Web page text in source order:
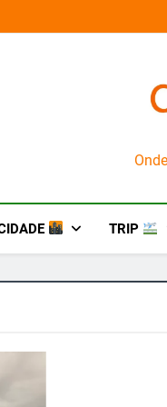
aos palcos com a
TRIP